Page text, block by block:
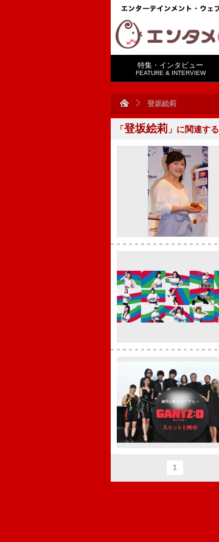
特集・インタビュー
FEATURE & INTERVIEW
登坂絵莉
「登坂絵莉 」に関連する
1